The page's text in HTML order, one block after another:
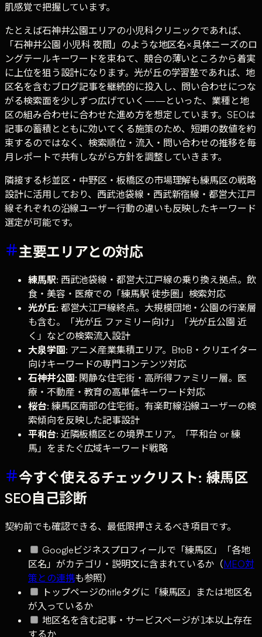
肌感覚で把握しています。
たとえば石神井公園エリアの小児科クリニックであれば、
「石神井公園 小児科 夜間」のような地区名×具体ニーズのロ
ングテールキーワードを束ねて、競合の薄いところから着実
に上位を狙う設計になります。光が丘の学習塾であれば、地
区名を含むブログ記事を継続的に投入し、問い合わせにつな
がる検索面を少しずつ広げていく——といった、業種と地
区の組み合わせに合わせた進め方を想定しています。SEOは
記事の蓄積とともに効いてくる施策のため、短期の数値を約
束するのではなく、検索順位・流入・問い合わせの推移を毎
月レポートで共有しながら方針を調整していきます。
隣接する杉並区・中野区・板橋区の市場理解も練馬区の戦略
設計に活用しており、西武池袋線・西武新宿線・都営大江戸
線それぞれの沿線ユーザー行動の違いも反映したキーワード
選定が可能です。
主要エリアとの対応
練馬駅: 西武池袋線・都営大江戸線の乗り換え拠点。飲
食・美容・医療での「練馬駅 徒歩圏」検索対応
光が丘: 都営大江戸線終点。大規模団地・公園の行楽層
も含む。「光が丘 ファミリー向け」「光が丘公園 近
く」などの検索流入設計
大泉学園 : アニメ産業集積エリア。BtoB・クリエイター
向けキーワードの専門コンテンツ対応
石神井公園 : 閑静な住宅街・高所得ファミリー層。医
療・不動産・教育の高単価キーワード対応
桜台: 練馬区南部の住宅街。有楽町線沿線ユーザーの検
索傾向を反映した記事設計
平和台: 近隣板橋区との境界エリア。「平和台 or 練
馬」をまたぐ広域キーワード戦略
今すぐ使えるチェックリスト: 練馬区
SEO自己診断
契約前でも確認できる、最低限押さえるべき項目です。
Googleビジネスプロフィールで「練馬区」「各地
区名」がカテゴリ・説明文に含まれているか（MEO対
策との連携も参照）
トップページのtitleタグに「練馬区」または地区名
が入っているか
地区名を含む記事・サービスページが1本以上存在
するか